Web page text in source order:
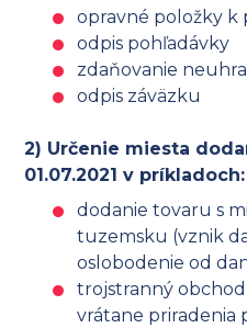
opravné položky k
odpis pohľadávky
zdaňovanie
odpis záväzku
2) Určenie miesta
01.07.2021 v príkladoch:
dodanie tovaru s
tuzemsku (vznik
oslobodenie od
trojstranný
vrátane priradenia